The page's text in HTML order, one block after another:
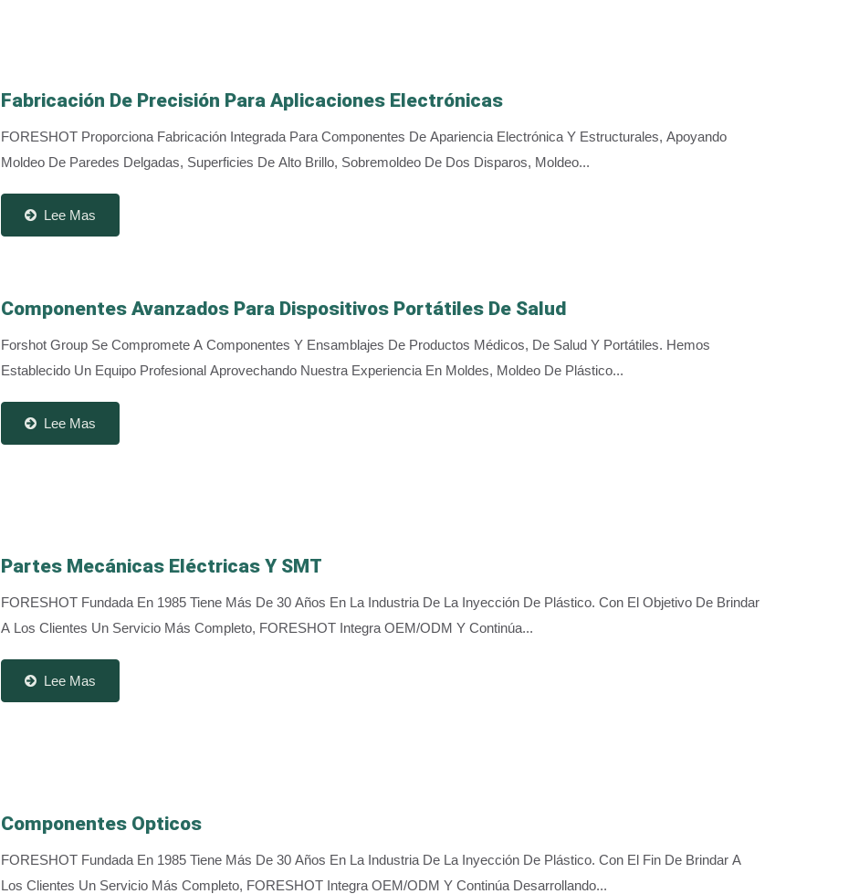
Fabricación De Precisión Para Aplicaciones Electrónicas
FORESHOT Proporciona Fabricación Integrada Para Componentes De Apariencia Electrónica Y Estructurales, Apoyando
Moldeo De Paredes Delgadas, Superficies De Alto Brillo, Sobremoldeo De Dos Disparos, Moldeo...
Lee Mas
Componentes Avanzados Para Dispositivos Portátiles De Salud
Forshot Group Se Compromete A Componentes Y Ensamblajes De Productos Médicos, De Salud Y Portátiles. Hemos
Establecido Un Equipo Profesional Aprovechando Nuestra Experiencia En Moldes, Moldeo De Plástico...
Lee Mas
Partes Mecánicas Eléctricas Y SMT
FORESHOT Fundada En 1985 Tiene Más De 30 Años En La Industria De La Inyección De Plástico. Con El Objetivo De Brindar
A Los Clientes Un Servicio Más Completo, FORESHOT Integra OEM/ODM Y Continúa...
Lee Mas
Componentes Ópticos
FORESHOT Fundada En 1985 Tiene Más De 30 Años En La Industria De La Inyección De Plástico. Con El Fin De Brindar A
Los Clientes Un Servicio Más Completo, FORESHOT Integra OEM/ODM Y Continúa Desarrollando...